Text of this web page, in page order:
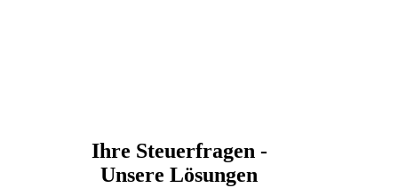
Ihre Steuerfragen -
Unsere Lösungen